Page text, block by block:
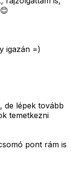
igazán =)
de lépek tovább
temetkezni
pont rám is